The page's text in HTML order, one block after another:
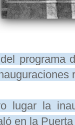
programa
lugar la
en la